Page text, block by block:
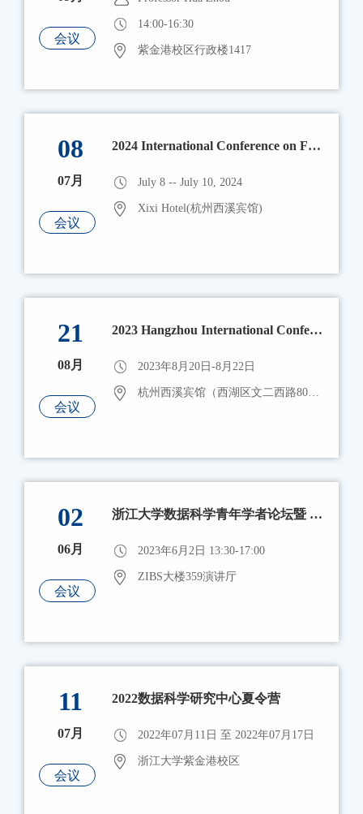
会议
14:00-16:30
紫金港校区行政楼1417
08
07月
会议
2024 International Conference on Frontiers of Data Science
July 8 -- July 10, 2024
Xixi Hotel(杭州西溪宾馆)
21
08月
会议
2023 Hangzhou International Conference on Frontiers of Data Science
2023年8月20日-8月22日
杭州西溪宾馆（西湖区文二西路803号）
02
06月
会议
浙江大学数据科学青年学者论坛暨 浙江大学国际校区大数据科学国际研究中心揭牌仪式
2023年6月2日 13:30-17:00
ZIBS大楼359演讲厅
11
07月
会议
2022数据科学研究中心夏令营
2022年07月11日 至 2022年07月17日
浙江大学紫金港校区